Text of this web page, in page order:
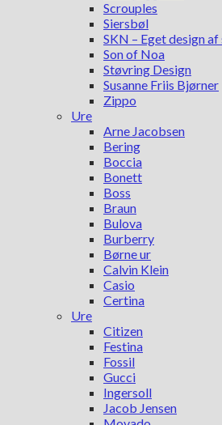
Scrouples
Siersbøl
SKN – Eget design
Son of Noa
Støvring Design
Susanne Friis Bjørner
Zippo
Ure
Arne Jacobsen
Bering
Boccia
Bonett
Boss
Braun
Bulova
Burberry
Børne ur
Calvin Klein
Casio
Certina
Ure
Citizen
Festina
Fossil
Gucci
Ingersoll
Jacob Jensen